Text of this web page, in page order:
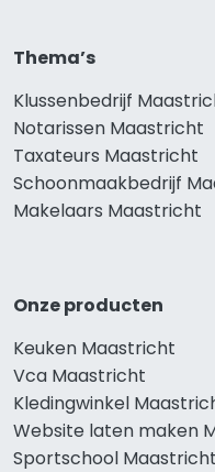
Thema’s
Klussenbedrijf
Notarissen Maastricht
Taxateurs Maastricht
Schoonmaakbedrijf
Makelaars Maastricht
Onze producten
Keuken Maastricht
Vca Maastricht
Kledingwinkel
Website laten maken
Sportschool Maastricht